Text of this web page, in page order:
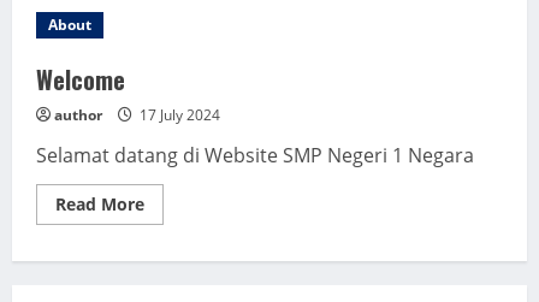
About
Welcome
author 17 July 2024
Selamat datang di Website SMP Negeri 1 Negara
Read MoreRead
more